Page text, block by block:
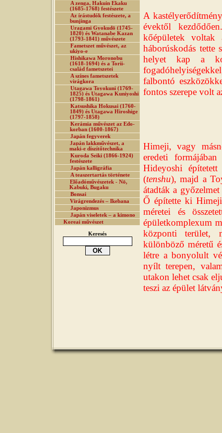
A zenga, Hakuin Ekaku
(1685-1768) festészete
Az írástudók festészete, a
bunjinga
Uragami Gyokudō (1745-
1820) és Watanabe Kazan
(1793-1841) művészete
Fametszet művészet, az
ukiyo-e
Hishikawa Moronobu
(1618-1694) és a Torii-
család fametszetei
A színes fametszetek
virágkora
Utagawa Toyokuni (1769-
1825) és Utagawa Kuniyoshi
(1798-1861)
Katsushika Hokusai (1760-
1849) és Utagawa Hiroshige
(1797-1858)
Kerámia művészet az Edo-
korban (1600-1867)
Japán fegyverek
Japán lakkművészet, a
maki-e díszítőtechnika
Kuroda Seiki (1866-1924)
festészete
Japán kalligráfia
A teaszertartás története
Előadóművészetek - Nō,
Kabuki, Bugaku
Bonsai
Virágrendezés – Ikebana
Japonizmus
Japán viseletek – a kimono
Koreai művészet
Keresés
A
évektől
kőépületek voltak
háborúskodás tette
helyet kap a
falbontó
fontos szerepe volt
Himeji, vagy
eredeti
Hideyoshi
(tenshu), majd a
átadták a
Ő építette ki
méretei és
épületkomplexum
központi terület,
különböző méretű
létre a bonyolult
nyílt terepen,
utakon lehet csak
teszi az épület